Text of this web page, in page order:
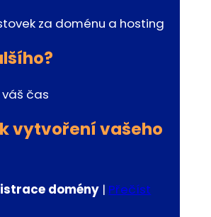
za doménu a hosting
čas
vytvoření vašeho
domény | Přečíst